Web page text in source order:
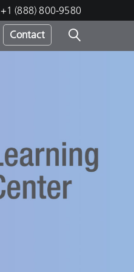
+1 (888) 800-9580
Contact